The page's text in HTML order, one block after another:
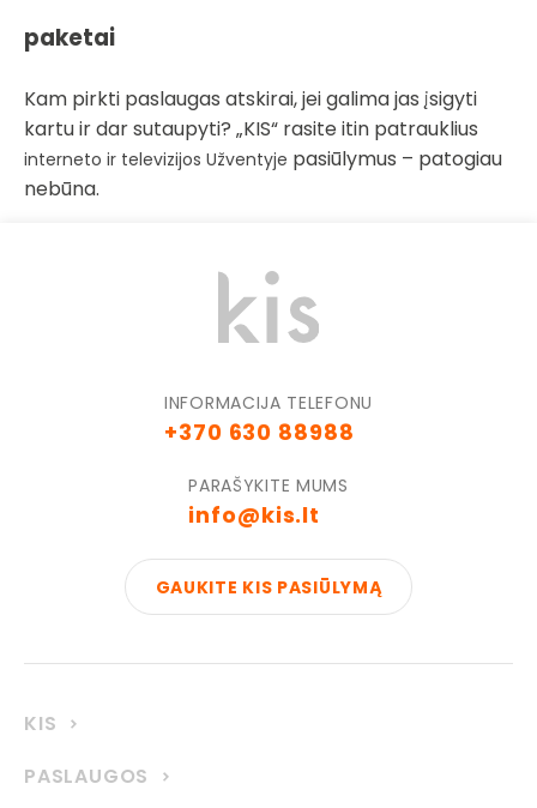
paketai
Kam pirkti paslaugas atskirai, jei galima jas įsigyti
kartu ir dar sutaupyti? „KIS“ rasite itin patrauklius
interneto ir televizijos Užventyje pasiūlymus – patogiau
nebūna.
INFORMACIJA TELEFONU
+370 630 88988
PARAŠYKITE MUMS
info@kis.lt
GAUKITE KIS PASIŪLYMĄ
KIS
PASLAUGOS